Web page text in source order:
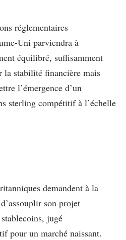
réglementaires
Uni parviendra à
équilibré, suffisamment
la stabilité financière mais
l’émergence d’un
sterling compétitif à l’échelle
demandent à la
son projet
jugé
pour un marché naissant.